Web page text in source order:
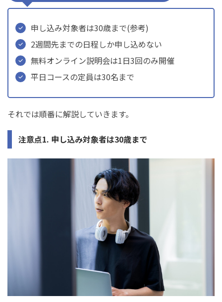
申し込み対象者は30歳まで(参考)
2週間先までの日程しか申し込めない
無料オンライン説明会は1日3回のみ開催
平日コースの定員は30名まで
それでは順番に解説していきます。
注意点1. 申し込み対象者は30歳まで